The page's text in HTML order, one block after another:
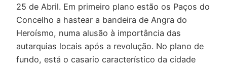
25 de Abril. Em primeiro plano estão os Paços do
Concelho a hastear a bandeira de Angra do
Heroísmo, numa alusão à importância das
autarquias locais após a revolução. No plano de
fundo, está o casario característico da cidade